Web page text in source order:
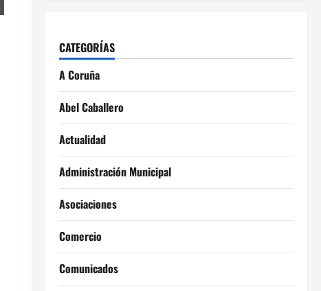
CATEGORÍAS
A Coruña
Abel Caballero
Actualidad
Administración Municipal
Asociaciones
Comercio
Comunicados